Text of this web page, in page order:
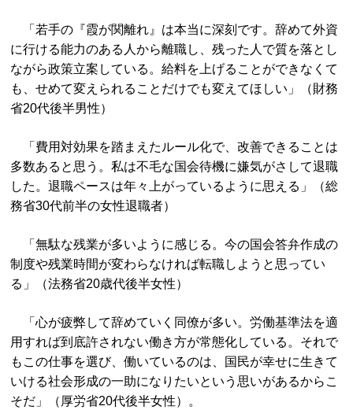
「若手の『霞が関離れ』は本当に深刻です。辞めて外資
に行ける能力のある人から離職し、残った人で質を落とし
ながら政策立案している。給料を上げることができなくて
も、せめて変えられることだけでも変えてほしい」（財務
省20代後半男性）
「費用対効果を踏まえたルール化で、改善できることは
多数あると思う。私は不毛な国会待機に嫌気がさして退職
した。退職ペースは年々上がっているように思える」（総
務省30代前半の女性退職者）
「無駄な残業が多いように感じる。今の国会答弁作成の
制度や残業時間が変わらなければ転職しようと思ってい
る」（法務省20歳代後半女性）
「心が疲弊して辞めていく同僚が多い。労働基準法を適
用すれば到底許されない働き方が常態化している。それで
もこの仕事を選び、働いているのは、国民が幸せに生きて
いける社会形成の一助になりたいという思いがあるからこ
そだ」（厚労省20代後半女性）。